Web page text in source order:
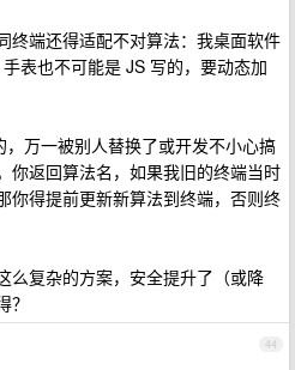
终端还得适配不对算法：我桌面软件
表也不可能是 JS 写的，要动态加
万一被别人替换了或开发不小心搞
你返回算法名，如果我旧的终端当时
你得提前更新新算法到终端，否则终
么复杂的方案，安全提升了（或降
？
44